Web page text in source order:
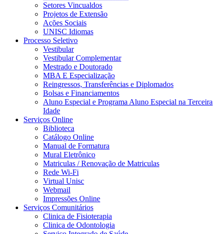
Setores Vincualdos
Projetos de Extensão
Ações Sociais
UNISC Idiomas
Processo Seletivo
Vestibular
Vestibular Complementar
Mestrado e Doutorado
MBA E Especialização
Reingressos, Transferências e Diplomados
Bolsas e Financiamentos
Aluno Especial e Programa Aluno Especial na Terceira
Idade
Serviços Online
Biblioteca
Catálogo Online
Manual de Formatura
Mural Eletrônico
Matriculas / Renovação de Matriculas
Rede Wi-Fi
Virtual Unisc
Webmail
Impressões Online
Serviços Comunitários
Clinica de Fisioterapia
Clinica de Odontologia